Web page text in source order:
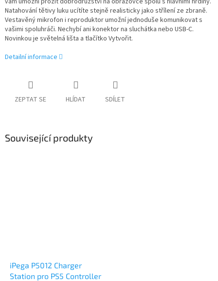
Natahování tětivy luku ucítíte stejně realisticky jako střílení ze zbraně.
Vestavěný mikrofon i reproduktor umožní jednoduše komunikovat s
vašimi spoluhráči. Nechybí ani konektor na sluchátka nebo USB-C.
Novinkou je světelná lišta a tlačítko Vytvořit.
Detailní informace
ZEPTAT SE HLÍDAT SDÍLET
Související produkty
iPega P5012 Charger
Station pro PS5 Controller